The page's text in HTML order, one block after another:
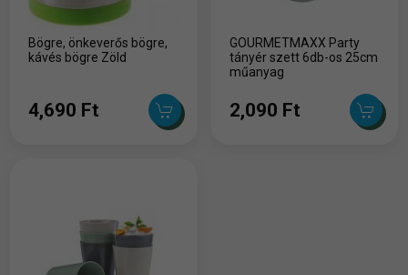
Bögre, önkeverős bögre,
kávés bögre Zöld
4,690 Ft
GOURMETMAXX Party
tányér szett 6db-os 25cm
műanyag
2,090 Ft